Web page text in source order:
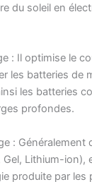
du soleil en
: Il optimise le
les batteries de
les batteries
profondes.
: Généralement
Lithium-ion),
produite par les